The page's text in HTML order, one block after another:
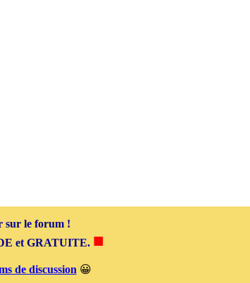
sur le forum !
et GRATUITE. ■
de discussion 😀